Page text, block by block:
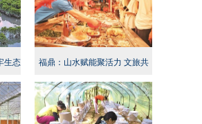
生态
福鼎：山水赋能聚活力 文旅共
兴启新程